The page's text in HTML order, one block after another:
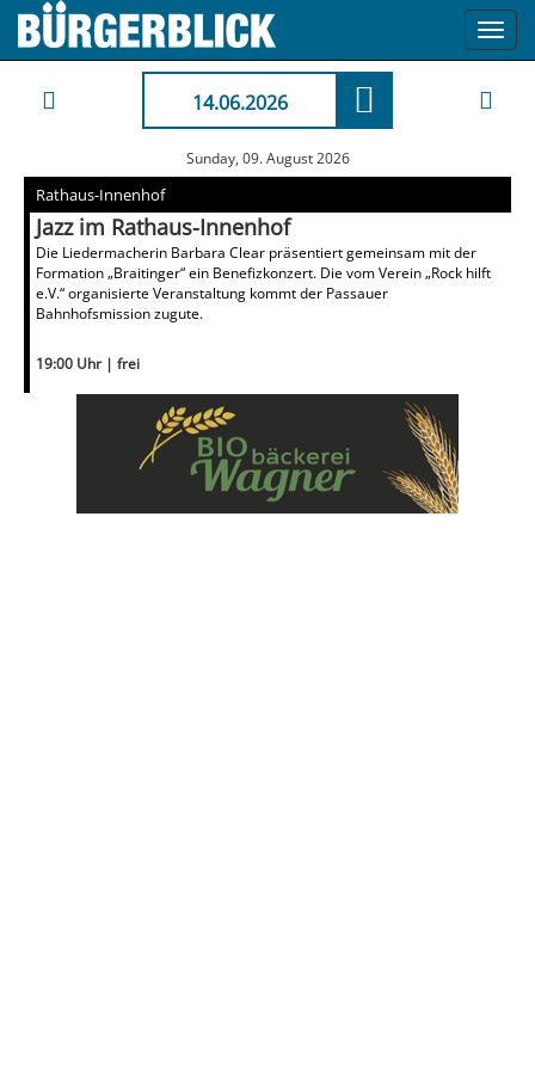
14.06.2026
Sunday, 09. August 2026
Rathaus-Innenhof
Jazz im Rathaus-Innenhof
Die Liedermacherin Barbara Clear präsentiert gemeinsam mit der
Formation „Braitinger“ ein Benefizkonzert. Die vom Verein „Rock hilft
e.V.“ organisierte Veranstaltung kommt der Passauer
Bahnhofsmission zugute.
19:00 Uhr | frei